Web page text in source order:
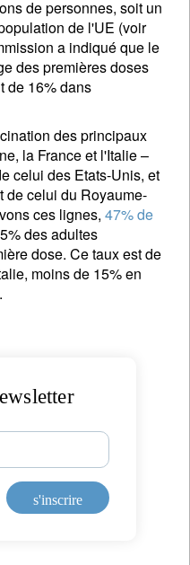
de personnes, soit un
de l'UE (voir
a indiqué que le
des premières doses
de 16% dans
des principaux
la France et l'Italie –
celui des Etats-Unis, et
de celui du Royaume-
ces lignes, 47% de
des adultes
dose. Ce taux est de
moins de 15% en
s'inscrire